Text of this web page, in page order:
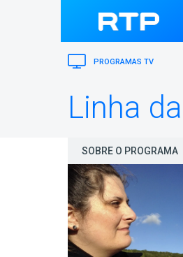
PROGRAMAS TV
Linha
SOBRE O PROGRAMA